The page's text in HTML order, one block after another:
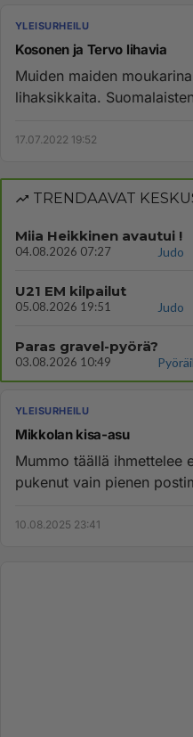
YLEISURHEILU
Kosonen ja Tervo lihavia
Muiden maiden
lihaksikkaita. Suomalaisten ravinnossa ja harjoittelussa
17.07.2022 19:52
TRENDAAVAT
Miia Heikkinen avautui !
04.08.2026 07:27 Judo
U21 EM kilpailut
05.08.2026 19:51 Judo
Paras gravel-pyörä?
03.08.2026 10:49
YLEISURHEILU
Mikkolan kisa-asu
Mummo täällä ihmettelee
pukenut vain pienen
10.08.2025 23:41